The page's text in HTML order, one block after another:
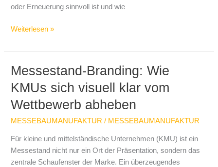
oder Erneuerung sinnvoll ist und wie
Weiterlesen »
Messestand-Branding: Wie
KMUs sich visuell klar vom
Wettbewerb abheben
MESSEBAUMANUFAKTUR / MESSEBAUMANUFAKTUR
Für kleine und mittelständische Unternehmen (KMU) ist ein
Messestand nicht nur ein Ort der Präsentation, sondern das
zentrale Schaufenster der Marke. Ein überzeugendes
Messestand-
Wie
KMUs
visuell
klar
vom
Wettbewerb